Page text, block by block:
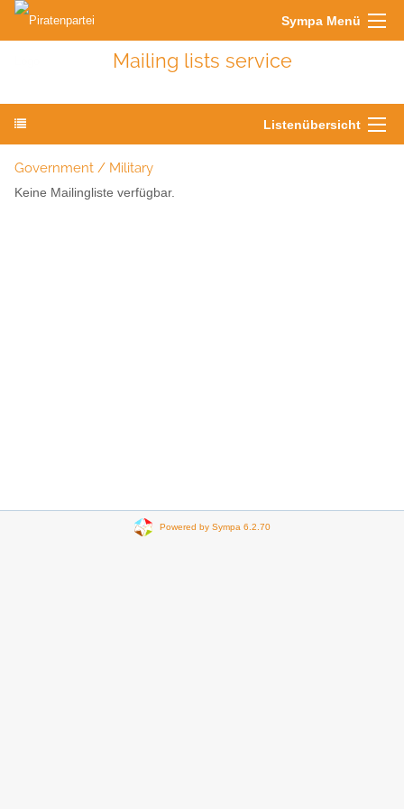
Sympa Menü
Mailing lists service
Listenübersicht
Government / Military
Keine Mailingliste verfügbar.
Powered by Sympa 6.2.70